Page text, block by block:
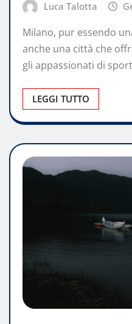
Luca Talotta
Milano, pur essendo
anche una città che
gli appassionati di
LEGGI TUTTO